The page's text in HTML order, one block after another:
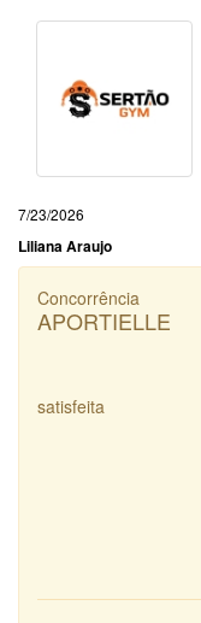
7/23/2026
Liliana Araujo
Concorrência
APORTIELLE
satisfeita